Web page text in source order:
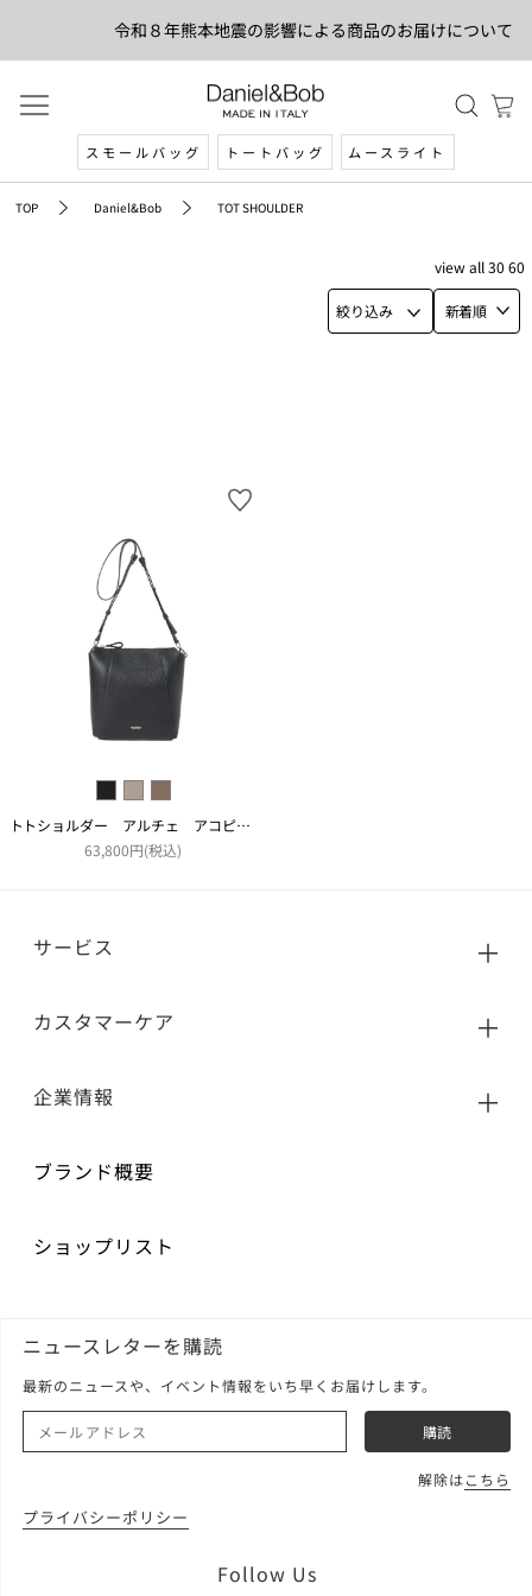
令和８年熊本地震の影響による商品のお届けについて
スモールバッグ トートバッグ ムースライト
TOP Daniel&Bob TOT SHOULDER
絞り込み 新着順
viewall30 60
トトショルダー アルチェ アコピアート
63,800円(税込)
サービス
カスタマーケア
企業情報
ブランド概要
ショップリスト
ニュースレターを購読
最新のニュースや、イベント情報をいち早くお届けします。
解除はこちら
プライバシーポリシー
Follow Us